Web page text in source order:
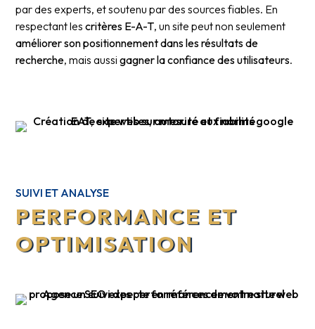
par des experts, et soutenu par des sources fiables. En
respectant lescritères E-A-T, un site peut non seulement
améliorer son positionnement dans les résultats de
recherche, mais aussigagner la confiance des utilisateurs.
SUIVI ET ANALYSE
PERFORMANCE ET
OPTIMISATION